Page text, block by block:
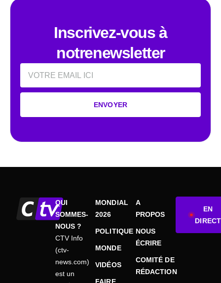
Inscrivez-vous à
notrenewsletter
Email
ENVOYER
QUI
SOMMES-
NOUS ?
CTV Info
(ctv-
news.com)
est un
MONDIAL
2026
POLITIQUE
MONDE
VIDÉOS
A
PROPOS
NOUS
ÉCRIRE
COMITÉ DE
RÉDACTION
EN
DIRECT